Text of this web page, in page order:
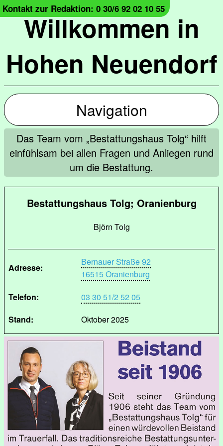
Willkommen in
Hohen Neuendorf
Kontakt zur Redaktion: 0 30/6 92 02 10 55
Navigation
Das Team vom „Bestattungshaus Tolg“ hilft
einfühlsam bei allen Fragen und Anliegen rund
um die Bestattung.
Bestattungshaus Tolg; Oranienburg
Björn Tolg
Adresse:
Bernauer Straße 92
16515 Oranienburg
Telefon:
03 30 51/2 52 05
Stand:
Oktober 2025